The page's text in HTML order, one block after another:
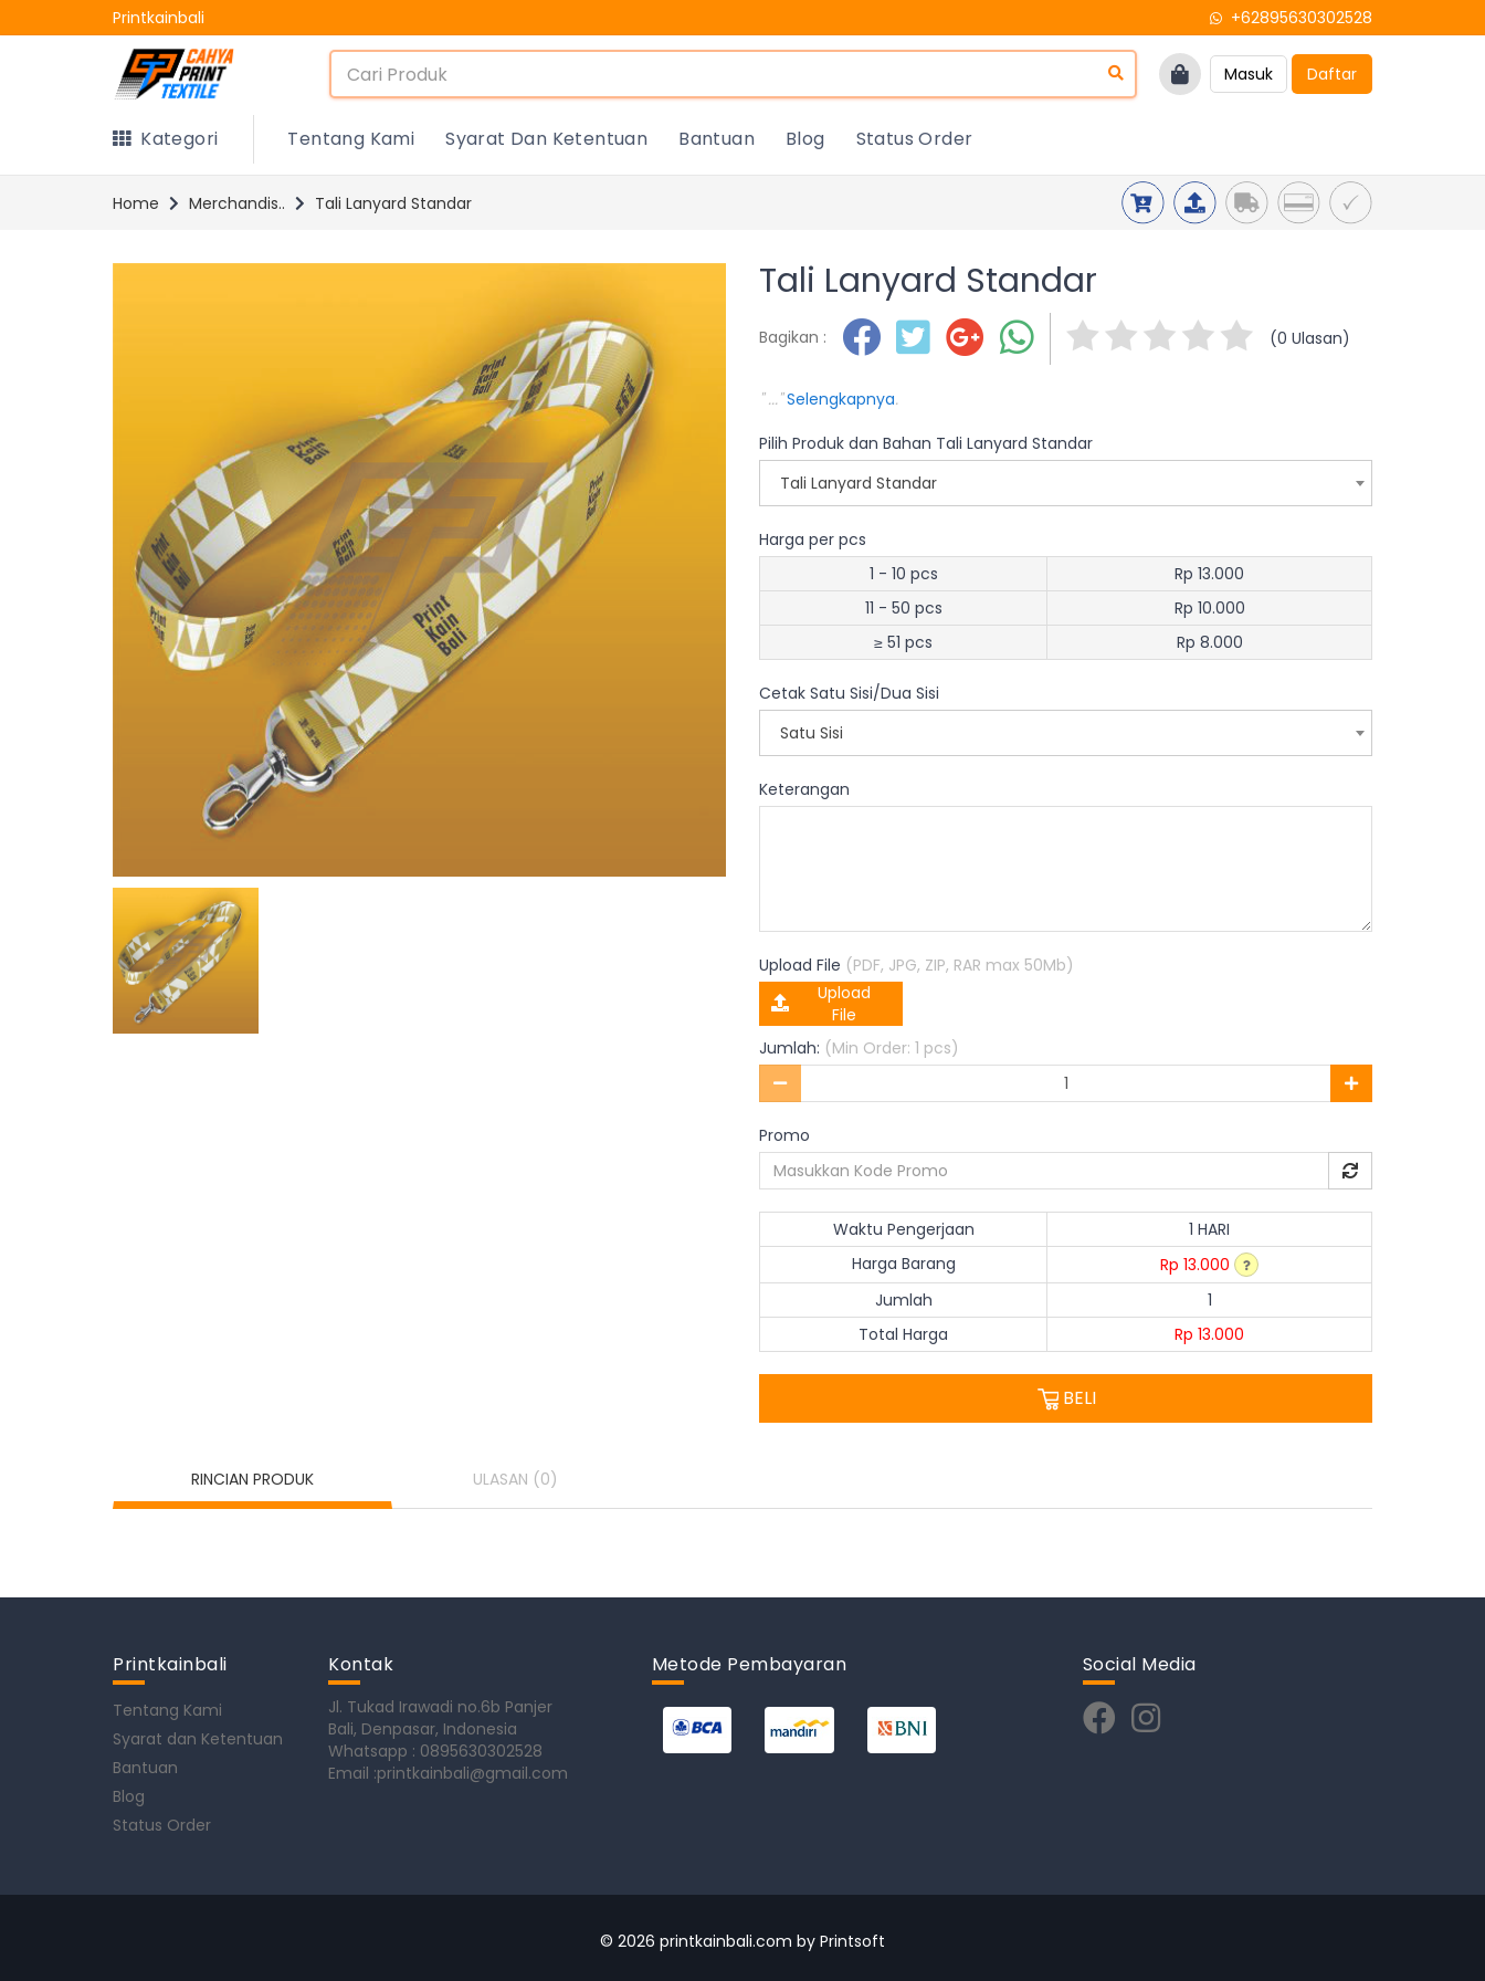
Printkainbali +62895630302528
Masuk Daftar
Kategori Tentang Kami Syarat Dan Ketentuan Bantuan Blog Status Order
Home Merchandis.. Tali Lanyard Standar
Tali Lanyard Standar
Bagikan : (0 Ulasan)
" ..."Selengkapnya.
Pilih Produk dan Bahan Tali Lanyard Standar
Tali Lanyard Standar
Harga per pcs
1 - 10 pcs
Rp 13.000
11 - 50 pcs
Rp 10.000
≥ 51 pcs
Rp 8.000
Cetak Satu Sisi/Dua Sisi
Satu Sisi
Keterangan
Upload File (PDF, JPG, ZIP, RAR max 50Mb)
Upload
File
Jumlah: (Min Order: 1 pcs)
Promo
Waktu Pengerjaan
1 HARI
Harga Barang
Rp 13.000
Jumlah
1
Total Harga
Rp 13.000
BELI
RINCIAN PRODUK ULASAN (0)
Printkainbali
Tentang Kami
Syarat dan Ketentuan
Bantuan
Blog
Status Order
Kontak
Jl. Tukad Irawadi no.6b Panjer
Bali, Denpasar, Indonesia
Whatsapp : 0895630302528
Email :printkainbali@gmail.com
Metode Pembayaran Social Media
© 2026 printkainbali.com by Printsoft